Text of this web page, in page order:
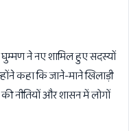
ने नए शामिल हुए सदस्यों
कहा कि जाने-माने खिलाड़ी
नीतियों और शासन में लोगों